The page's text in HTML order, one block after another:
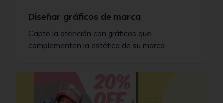
Diseñar gráficos de marca
Capte la atención con gráficos que
complementen la estética de su marca.